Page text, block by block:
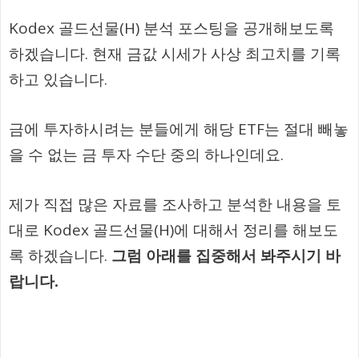
Kodex 골드선물(H) 분석 포스팅을 공개해보도록
하겠습니다. 현재 금값 시세가 사상 최고치를 기록
하고 있습니다.
금에 투자하시려는 분들에게 해당 ETF는 절대 빼놓
을 수 없는 금 투자 수단 중의 하나인데요.
제가 직접 많은 자료를 조사하고 분석한 내용을 토
대로 Kodex 골드선물(H)에 대해서 정리를 해보도
록 하겠습니다. 그럼 아래를 집중해서 봐주시기 바
랍니다.